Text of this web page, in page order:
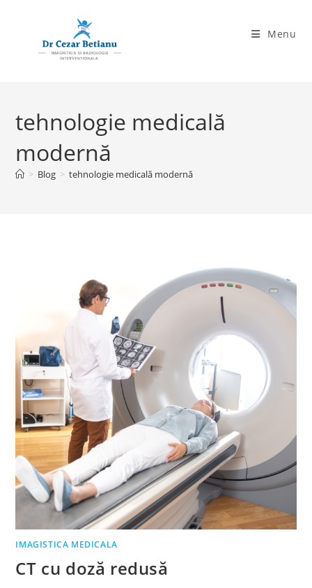
Menu
tehnologie medicală
modernă
> Blog > tehnologie medicală modernă
IMAGISTICA MEDICALA
CT cu doză redusă